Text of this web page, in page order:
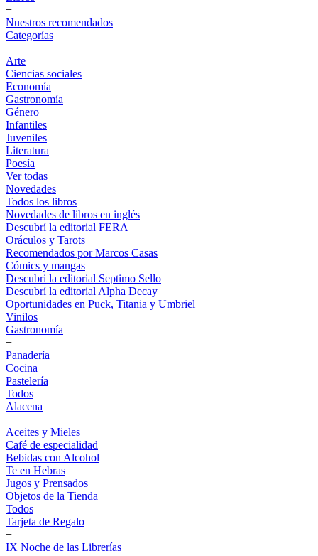
+
Nuestros recomendados
Categorías
+
Arte
Ciencias sociales
Economía
Gastronomía
Género
Infantiles
Juveniles
Literatura
Poesía
Ver todas
Novedades
Todos los libros
Novedades de libros en inglés
Descubrí la editorial FERA
Oráculos y Tarots
Recomendados por Marcos Casas
Cómics y mangas
Descubri la editorial Septimo Sello
Descubrí la editorial Alpha Decay
Oportunidades en Puck, Titania y Umbriel
Vinilos
Gastronomía
+
Panadería
Cocina
Pastelería
Todos
Alacena
+
Aceites y Mieles
Café de especialidad
Bebidas con Alcohol
Te en Hebras
Jugos y Prensados
Objetos de la Tienda
Todos
Tarjeta de Regalo
+
IX Noche de las Librerías